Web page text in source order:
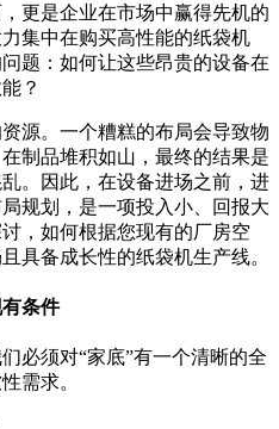
更是企业在市场中赢得先机的
集中在购买高性能的纸袋机
题：如何让这些昂贵的设备在
？
源。一个糟糕的布局会导致物
制品堆积如山，最终的结果是
。因此，在设备进场之前，进
规划，是一项投入小、回报大
，如何根据您现有的厂房空
具备成长性的纸袋机生产线。
条件
必须对“家底”有一个清晰的全
需求。